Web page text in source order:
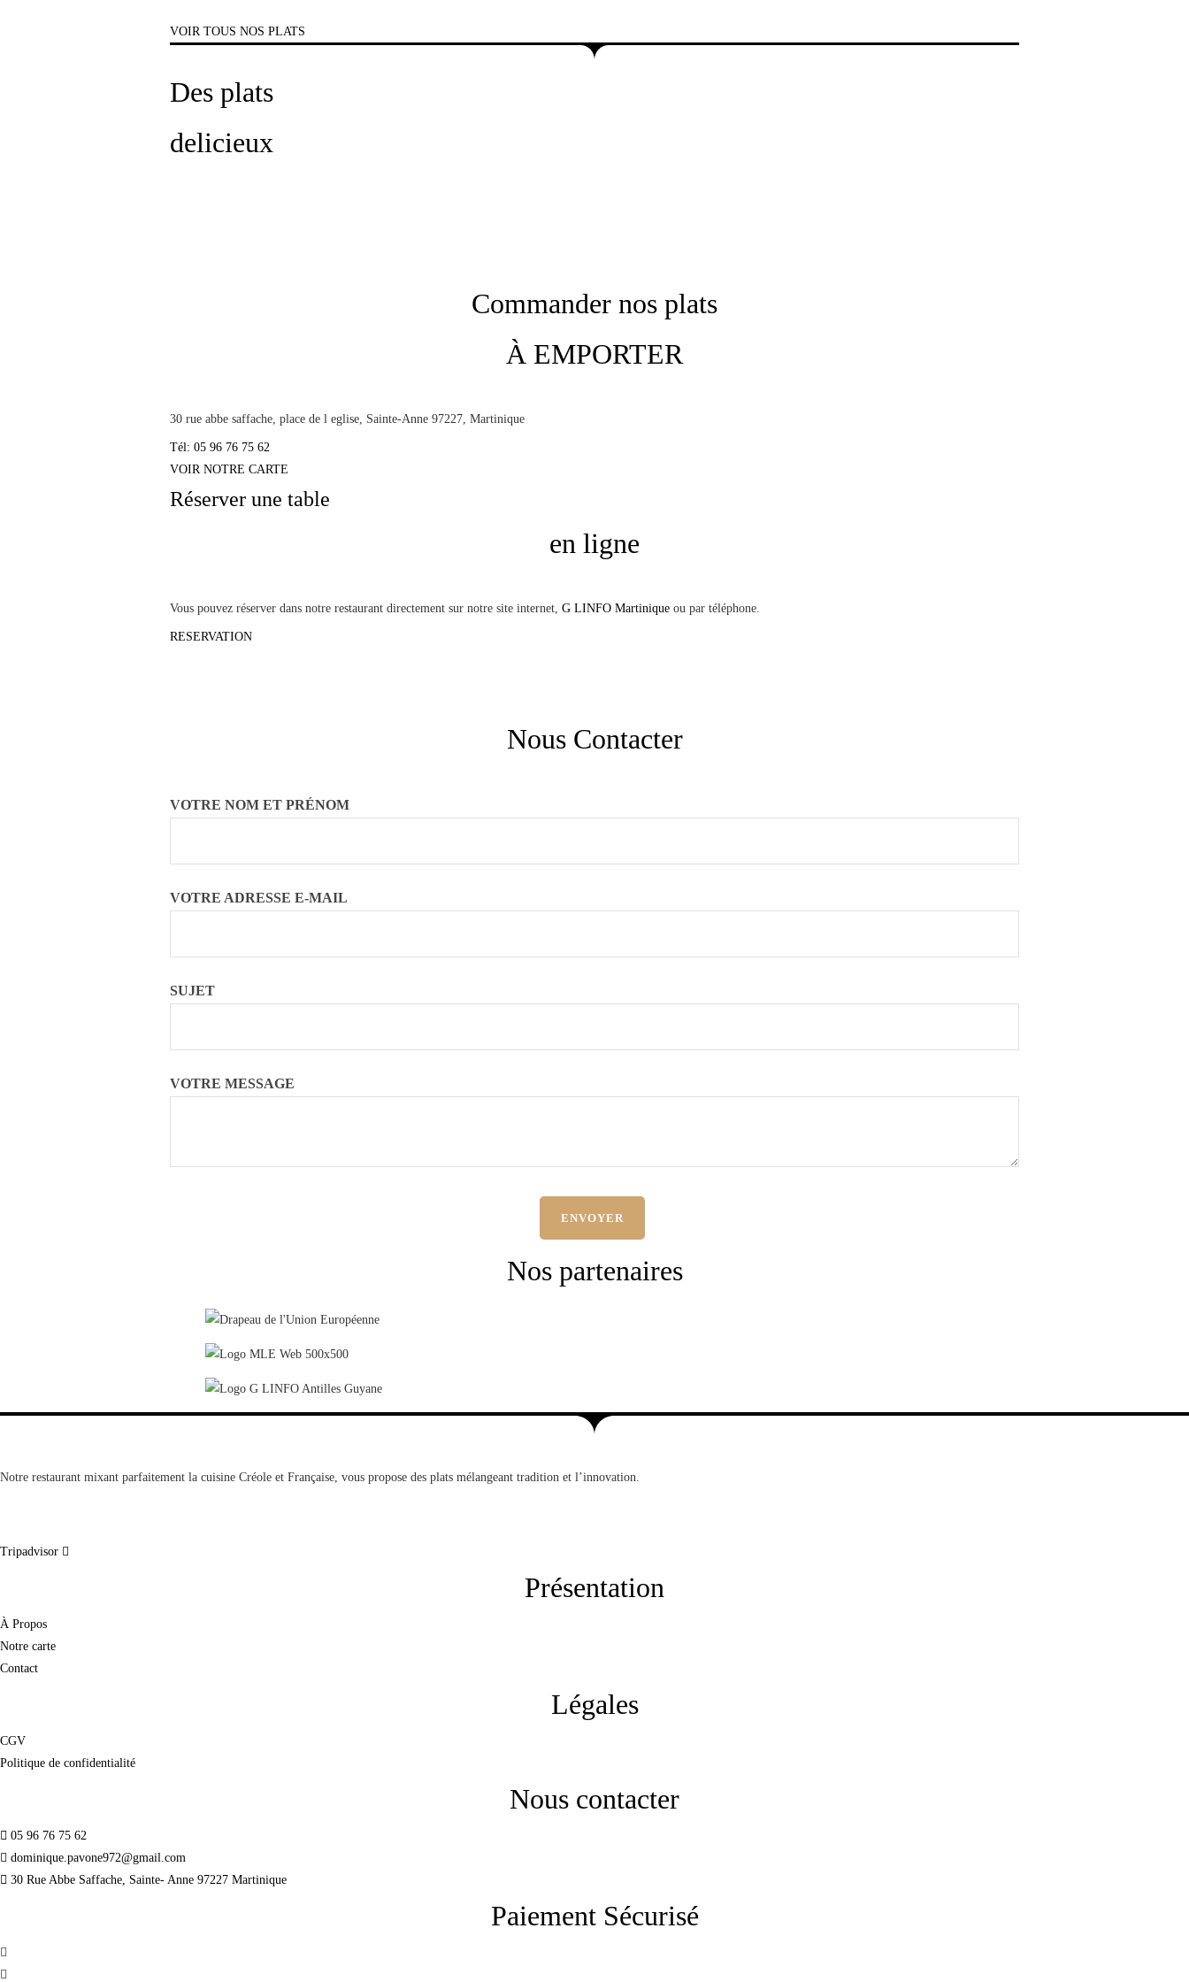
VOIR TOUS NOS PLATS
Des plats
delicieux
Commander nos plats
À EMPORTER
30 rue abbe saffache, place de l eglise, Sainte-Anne 97227, Martinique
Tél: 05 96 76 75 62
VOIR NOTRE CARTE
Réserver une table
en ligne
Vous pouvez réserver dans notre restaurant directement sur notre site internet, G LINFO Martinique ou par téléphone.
RESERVATION
Nous Contacter
VOTRE NOM ET PRÉNOM
VOTRE ADRESSE E-MAIL
SUJET
VOTRE MESSAGE
Nos partenaires
Notre restaurant mixant parfaitement la cuisine Créole et Française, vous propose des plats mélangeant tradition et l’innovation.
Tripadvisor
Présentation
À Propos
Notre carte
Contact
Légales
CGV
Politique de confidentialité
Nous contacter
05 96 76 75 62
dominique.pavone972@gmail.com
30 Rue Abbe Saffache, Sainte- Anne 97227 Martinique
Paiement Sécurisé